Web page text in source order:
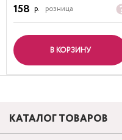
158 р. розница
В КОРЗИНУ
КАТАЛОГ ТОВАРОВ